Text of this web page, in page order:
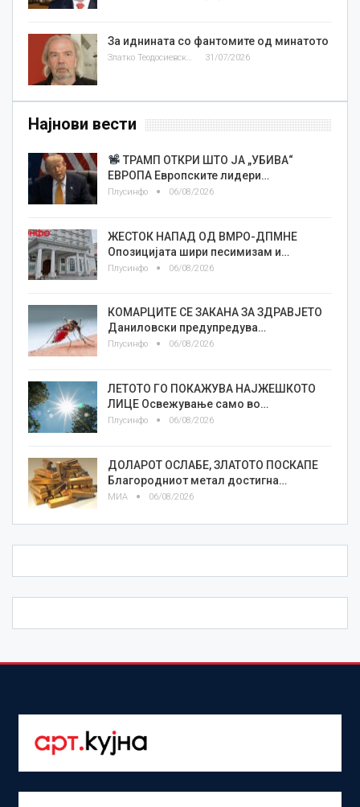
За иднината со фантомите од минатото
Златко Теодосиевски 31/07/2026
Најнови вести
ТРАМП ОТКРИ ШТО ЈА „УБИВА“
ЕВРОПА Европските лидери…
Плусинфо 06/08/2026
ЖЕСТОК НАПАД ОД ВМРО-ДПМНЕ
Опозицијата шири песимизам и…
Плусинфо 06/08/2026
КОМАРЦИТЕ СЕ ЗАКАНА ЗА ЗДРАВЈЕТО
Даниловски предупредува…
Плусинфо 06/08/2026
ЛЕТОТО ГО ПОКАЖУВА НАЈЖЕШКОТО
ЛИЦE Освежување само во…
Плусинфо 06/08/2026
ДОЛАРОТ ОСЛАБЕ, ЗЛАТОТО ПОСКАПЕ
Благородниот метал достигна…
МИА 06/08/2026